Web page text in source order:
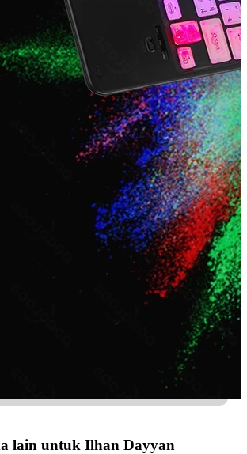
lain untuk Ilhan Dayyan